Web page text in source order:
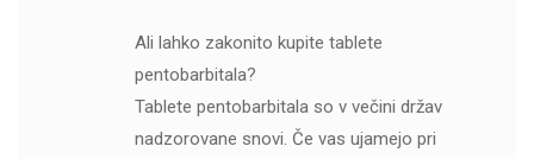
Ali lahko zakonito kupite tablete
pentobarbitala?
Tablete pentobarbitala so v večini držav
nadzorovane snovi. Če vas ujamejo pri